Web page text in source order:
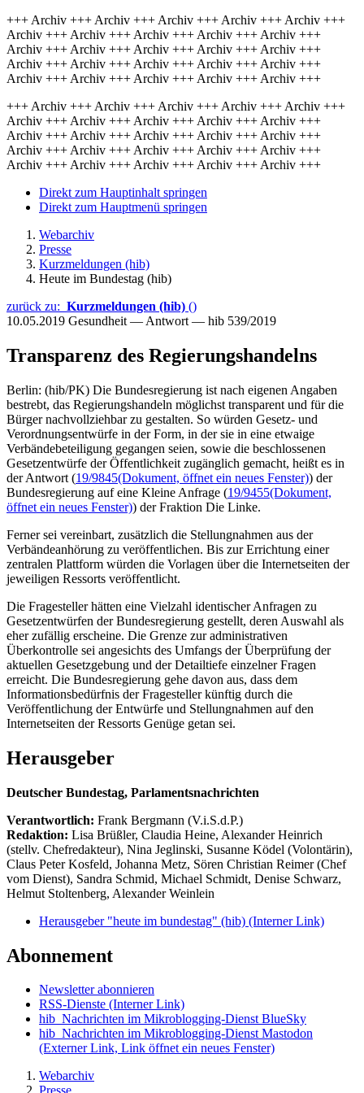
+++ Archiv +++ Archiv +++ Archiv +++ Archiv +++ Archiv +++
Archiv +++ Archiv +++ Archiv +++ Archiv +++ Archiv +++
Archiv +++ Archiv +++ Archiv +++ Archiv +++ Archiv +++
Archiv +++ Archiv +++ Archiv +++ Archiv +++ Archiv +++
Archiv +++ Archiv +++ Archiv +++ Archiv +++ Archiv +++
+++ Archiv +++ Archiv +++ Archiv +++ Archiv +++ Archiv +++
Archiv +++ Archiv +++ Archiv +++ Archiv +++ Archiv +++
Archiv +++ Archiv +++ Archiv +++ Archiv +++ Archiv +++
Archiv +++ Archiv +++ Archiv +++ Archiv +++ Archiv +++
Archiv +++ Archiv +++ Archiv +++ Archiv +++ Archiv +++
Direkt zum Hauptinhalt springen
Direkt zum Hauptmenü springen
Webarchiv
Presse
Kurzmeldungen (hib)
Heute im Bundestag (hib)
zurück zu: Kurzmeldungen (hib) ()
10.05.2019 Gesundheit — Antwort — hib 539/2019
Transparenz des Regierungshandelns
Berlin: (hib/PK) Die Bundesregierung ist nach eigenen Angaben
bestrebt, das Regierungshandeln möglichst transparent und für die
Bürger nachvollziehbar zu gestalten. So würden Gesetz- und
Verordnungsentwürfe in der Form, in der sie in eine etwaige
Verbändebeteiligung gegangen seien, sowie die beschlossenen
Gesetzentwürfe der Öffentlichkeit zugänglich gemacht, heißt es in
der Antwort (19/9845(Dokument, öffnet ein neues Fenster)) der
Bundesregierung auf eine Kleine Anfrage (19/9455(Dokument,
öffnet ein neues Fenster)) der Fraktion Die Linke.
Ferner sei vereinbart, zusätzlich die Stellungnahmen aus der
Verbändeanhörung zu veröffentlichen. Bis zur Errichtung einer
zentralen Plattform würden die Vorlagen über die Internetseiten der
jeweiligen Ressorts veröffentlicht.
Die Fragesteller hätten eine Vielzahl identischer Anfragen zu
Gesetzentwürfen der Bundesregierung gestellt, deren Auswahl als
eher zufällig erscheine. Die Grenze zur administrativen
Überkontrolle sei angesichts des Umfangs der Überprüfung der
aktuellen Gesetzgebung und der Detailtiefe einzelner Fragen
erreicht. Die Bundesregierung gehe davon aus, dass dem
Informationsbedürfnis der Fragesteller künftig durch die
Veröffentlichung der Entwürfe und Stellungnahmen auf den
Internetseiten der Ressorts Genüge getan sei.
Herausgeber
Deutscher Bundestag, Parlamentsnachrichten
Verantwortlich: Frank Bergmann (V.i.S.d.P.)
Redaktion: Lisa Brüßler, Claudia Heine, Alexander Heinrich
(stellv. Chefredakteur), Nina Jeglinski, Susanne Ködel (Volontärin),
Claus Peter Kosfeld, Johanna Metz, Sören Christian Reimer (Chef
vom Dienst), Sandra Schmid, Michael Schmidt, Denise Schwarz,
Helmut Stoltenberg, Alexander Weinlein
Herausgeber "heute im bundestag" (hib) (Interner Link)
Abonnement
Newsletter abonnieren
RSS-Dienste (Interner Link)
hib_Nachrichten im Mikroblogging-Dienst BlueSky
hib_Nachrichten im Mikroblogging-Dienst Mastodon
(Externer Link, Link öffnet ein neues Fenster)
Webarchiv